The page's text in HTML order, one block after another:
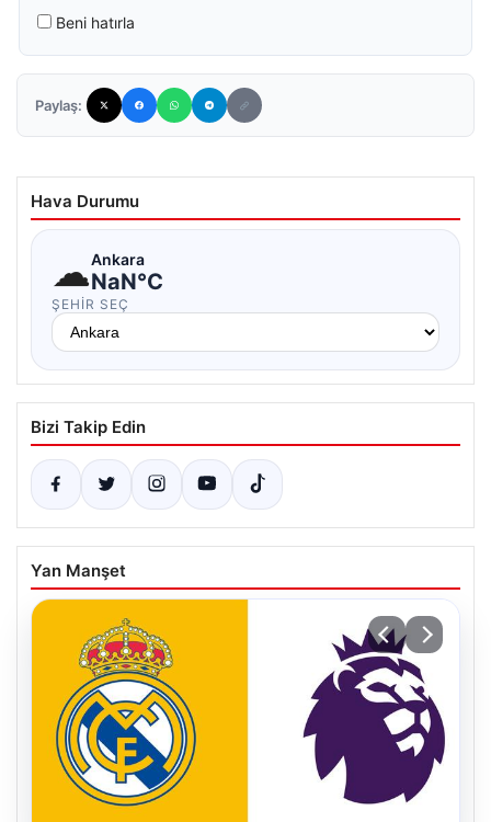
Beni hatırla
Paylaş:
Hava Durumu
☁Ankara
NaN°C
ŞEHIR SEÇ
Bizi Takip Edin
Yan Manşet